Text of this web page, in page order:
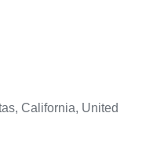
California, United